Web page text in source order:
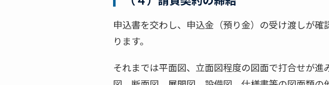
申込書を交わし、申込金（預り金）の受け渡しが
ります。
それまでは平面図、立面図程度の図面で打合せが